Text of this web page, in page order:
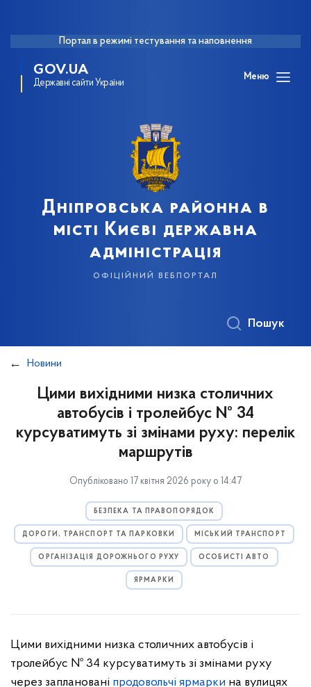
Портал в режимі тестування та наповнення
GOV.UA
Державні сайти України
Меню
Дніпровська районна в
місті Києві державна
адміністрація
офіційний вебпортал
Пошук
Новини
Цими вихідними низка столичних
автобусів і тролейбус № 34
курсуватимуть зі змінами руху: перелік
маршрутів
Опубліковано 17 квітня 2026 року о 14:47
БЕЗПЕКА ТА ПРАВОПОРЯДОК
ДОРОГИ, ТРАНСПОРТ ТА ПАРКОВКИ МІСЬКИЙ ТРАНСПОРТ
ОРГАНІЗАЦІЯ ДОРОЖНЬОГО РУХУ ОСОБИСТІ АВТО
ЯРМАРКИ
Цими вихідними низка столичних автобусів і
тролейбус № 34 курсуватимуть зі змінами руху
через заплановані продовольчі ярмарки на вулицях